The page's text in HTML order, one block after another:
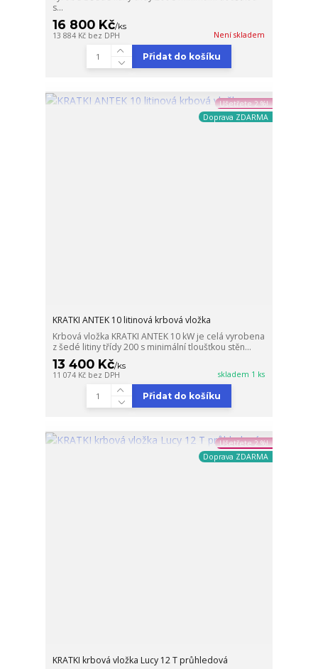
s...
16 800 Kč/ks
13 884 Kč bez DPH Není skladem
Přidat do košíku
Ušetřete 2 %!
Doprava ZDARMA
KRATKI ANTEK 10 litinová krbová vložka
Krbová vložka KRATKI ANTEK 10 kW je celá vyrobena
z šedé litiny třídy 200 s minimální tloušťkou stěn...
13 400 Kč/ks
11 074 Kč bez DPH skladem 1 ks
Přidat do košíku
Ušetřete 2 %!
Doprava ZDARMA
KRATKI krbová vložka Lucy 12 T průhledová